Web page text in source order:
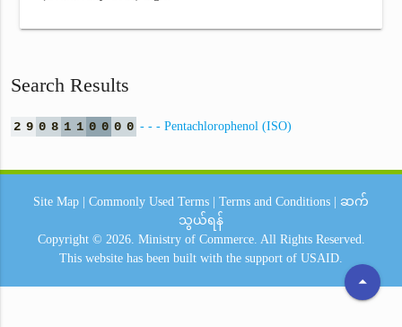
Search Results
2 9 0 8 1 1 0 0 0 0 - - - Pentachlorophenol (ISO)
arrow_drop_up
Site Map Commonly Used Terms Terms and Conditions
ဆက်
သွယ်ရန်
Copyright © 2026. Ministry of Commerce. All Rights Reserved.
This website has been built with the support of USAID.